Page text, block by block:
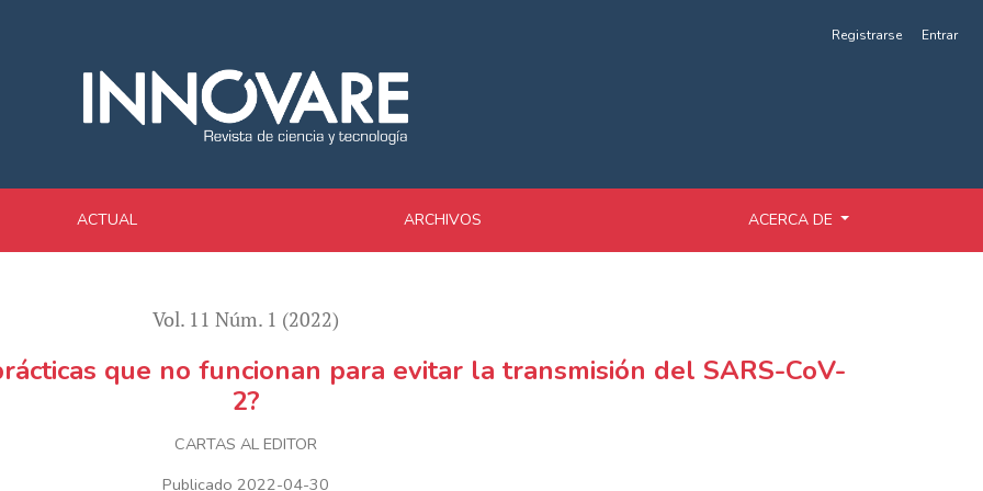
transmisión del SARS-CoV-2?
ACTUAL ARCHIVOS ACERCA DE
Registrarse Entrar
Vol. 11 Núm. 1 (2022)
que no funcionan para evitar la transmisión del SARS-CoV-
2?
CARTAS AL EDITOR
Publicado 2022-04-30